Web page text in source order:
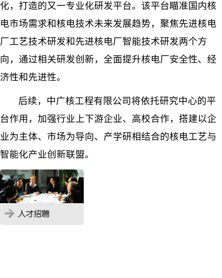
化，打造的又一专业化研发平台。该平台瞄准国内核
电市场需求和核电技术未来发展趋势，聚焦先进核电
厂工艺技术研发和先进核电厂智能技术研发两个方
向，通过相关研发创新，全面提升核电厂安全性、经
济性和先进性。
后续，中广核工程有限公司将依托研究中心的平
台作用，加强行业上下游企业、高校合作，搭建以企
业为主体、市场为导向、产学研相结合的核电工艺与
智能化产业创新联盟。